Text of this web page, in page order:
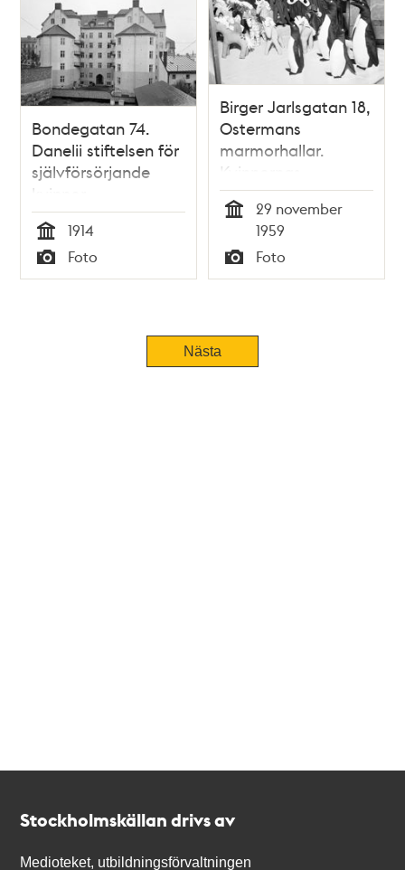
Bondegatan 74.
Danelii stiftelsen för
självförsörjande
kvinnor.
Gårdsinteriör
Tid
1914
Typ
Foto
Birger Jarlsgatan 18,
Ostermans
marmorhallar.
Kvinnornas
julmässa.
Föreningen
""Självförsörjande
Bildade Kvinnor""
ordnar mässa.
hästar och
pingviner i tyg
29 november
1959
Typ
Foto
Nästa
Stockholmskällan drivs av
Medioteket, utbildningsförvaltningen